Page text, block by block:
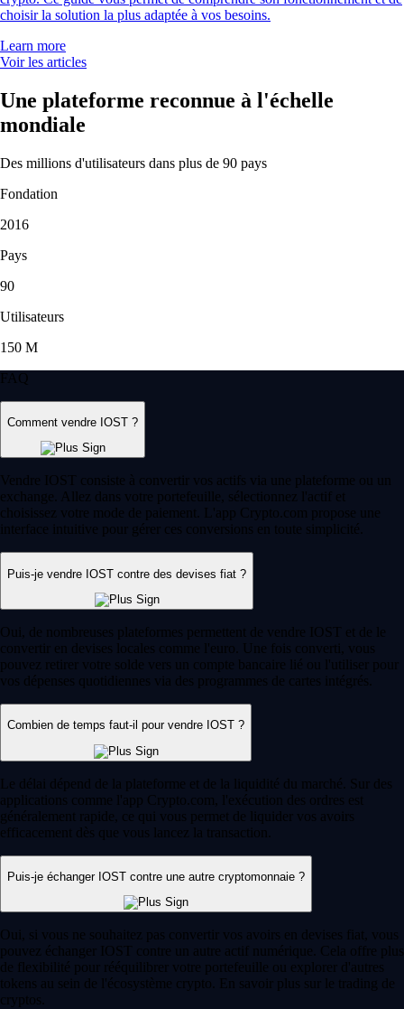
choisir la solution la plus adaptée à vos besoins.
Learn more
Voir les articles
Une plateforme reconnue à l'échelle
mondiale
Des millions d'utilisateurs dans plus de 90 pays
Fondation
2016
Pays
90
Utilisateurs
150 M
FAQ
Comment vendre IOST ?
Vendre IOST consiste à convertir vos actifs via une plateforme ou un
exchange. Allez dans votre portefeuille, sélectionnez l'actif et
choisissez votre mode de paiement. L'app Crypto.com propose une
interface intuitive pour gérer ces conversions en toute simplicité.
Puis-je vendre IOST contre des devises fiat ?
Oui, de nombreuses plateformes permettent de vendre IOST et de le
convertir en devises locales comme l'euro. Une fois converti, vous
pouvez retirer votre solde vers un compte bancaire lié ou l'utiliser pour
vos dépenses quotidiennes via des programmes de cartes intégrés.
Combien de temps faut-il pour vendre IOST ?
Le délai dépend de la plateforme et de la liquidité du marché. Sur des
applications comme l'app Crypto.com, l'exécution des ordres est
généralement rapide, ce qui vous permet de liquider vos avoirs
efficacement dès que vous lancez la transaction.
Puis-je échanger IOST contre une autre cryptomonnaie ?
Oui, si vous ne souhaitez pas convertir vos avoirs en devises fiat, vous
pouvez échanger IOST contre un autre actif numérique. Cela offre plus
de flexibilité pour rééquilibrer votre portefeuille ou explorer d'autres
tokens au sein de l'écosystème crypto. En savoir plus sur le trading de
cryptos.